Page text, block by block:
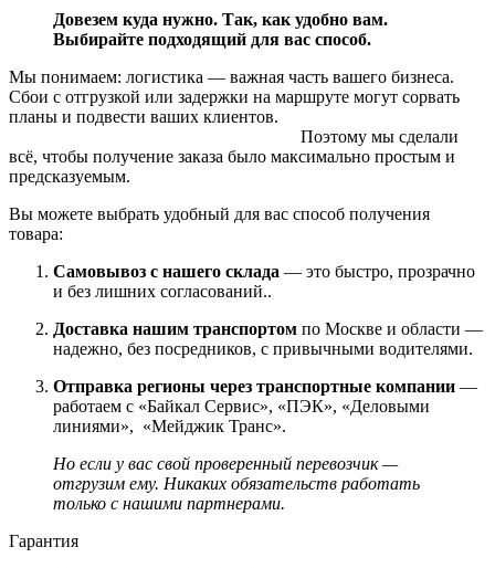
Довезем куда нужно. Так, как удобно вам.
Выбирайте подходящий для вас способ.
Мы понимаем: логистика — важная часть вашего бизнеса.
Сбои с отгрузкой или задержки на маршруте могут сорвать
планы и подвести ваших клиентов.
Поэтому мы сделали
всё, чтобы получение заказа было максимально простым и
предсказуемым.
Вы можете выбрать удобный для вас способ получения
товара:
Самовывоз с нашего склада — это быстро, прозрачно
и без лишних согласований..
Доставка нашим транспортом по Москве и области —
надежно, без посредников, с привычными водителями.
Отправка регионы через транспортные компании —
работаем с «Байкал Сервис», «ПЭК», «Деловыми
линиями», «Мейджик Транс».
Но если у вас свой проверенный перевозчик —
отгрузим ему. Никаких обязательств работать
только с нашими партнерами.
Гарантия